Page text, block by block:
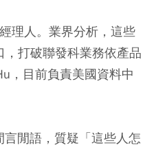
理人。業界分析，這些
，打破聯發科業務依產品
，目前負責美國資料中
閒語，質疑「這些人怎